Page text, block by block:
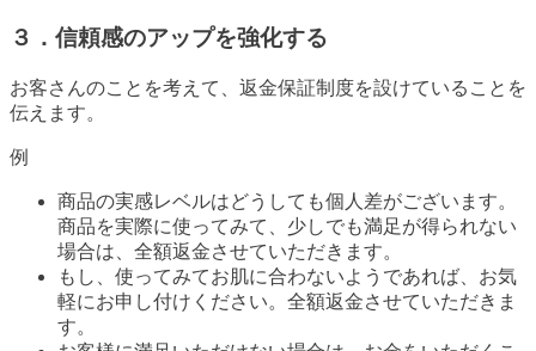
３．信頼感のアップを強化する
お客さんのことを考えて、返金保証制度を設けていることを
伝えます。
例
商品の実感レベルはどうしても個人差がございます。
商品を実際に使ってみて、少しでも満足が得られない
場合は、全額返金させていただきます。
もし、使ってみてお肌に合わないようであれば、お気
軽にお申し付けください。全額返金させていただきま
す。